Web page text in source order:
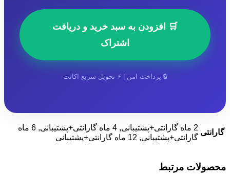
🛒 افزودن به سبد خرید و دریافت
اشتراک
🔒 پرداخت امن | ⚡ تحویل سریع اکانت
گارانتی
2 ماه گارانتی+پشتیبانی, 4 ماه گارانتی+پشتیبانی, 6 ماه
گارانتی+پشتیبانی, 12 ماه گارانتی+پشتیبانی
محصولات مرتبط